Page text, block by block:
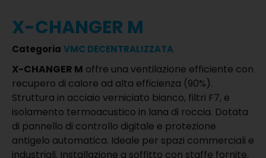
X-CHANGER M
Categoria VMC DECENTRALIZZATA
X-CHANGER M offre una ventilazione efficiente con
recupero di calore ad alta efficienza (90%).
Struttura in acciaio verniciato bianco, filtri F7, e
isolamento termoacustico in lana di roccia. Dotata
di pannello di controllo digitale e protezione
antigelo automatica. Ideale per spazi commerciali e
industriali. Installazione a soffitto con staffe fornite.